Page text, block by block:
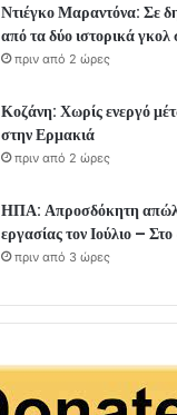
Ντιέγκο Μαραντόνα: Σε
από τα δύο ιστορικά γκολ
πριν από 2 ώρες
Κοζάνη: Χωρίς ενεργό
στην Ερμακιά
πριν από 2 ώρες
ΗΠΑ: Απροσδόκητη
εργασίας τον Ιούλιο –
πριν από 3 ώρες